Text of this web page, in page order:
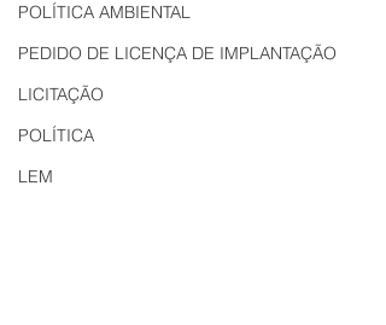
POLÍTICA AMBIENTAL
PEDIDO DE LICENÇA DE IMPLANTAÇÃO
LICITAÇÃO
POLÍTICA
LEM